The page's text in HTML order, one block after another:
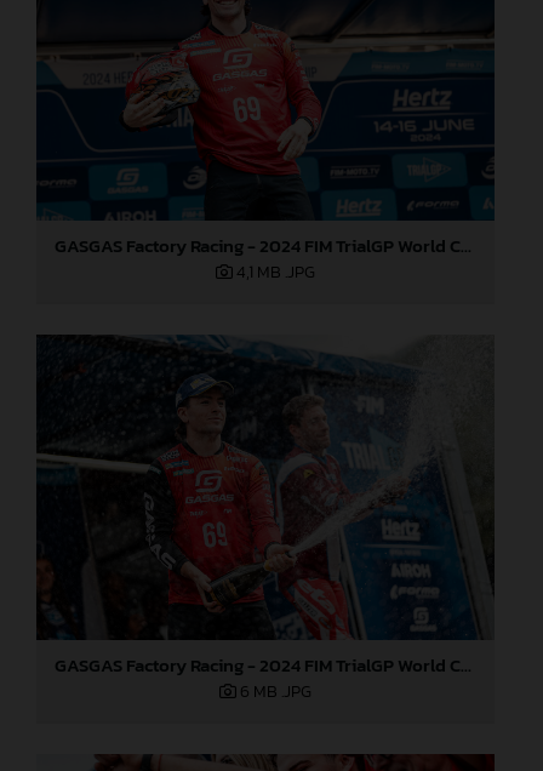
GASGAS Factory Racing - 2024 FIM TrialGP World Championship - Round 3, Italy
4,1 MB .JPG
GASGAS Factory Racing - 2024 FIM TrialGP World Championship - Round 3, Italy
6 MB .JPG